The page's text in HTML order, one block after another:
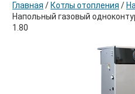
Главная / Котлы отопления /
Напольный газовый
1.80